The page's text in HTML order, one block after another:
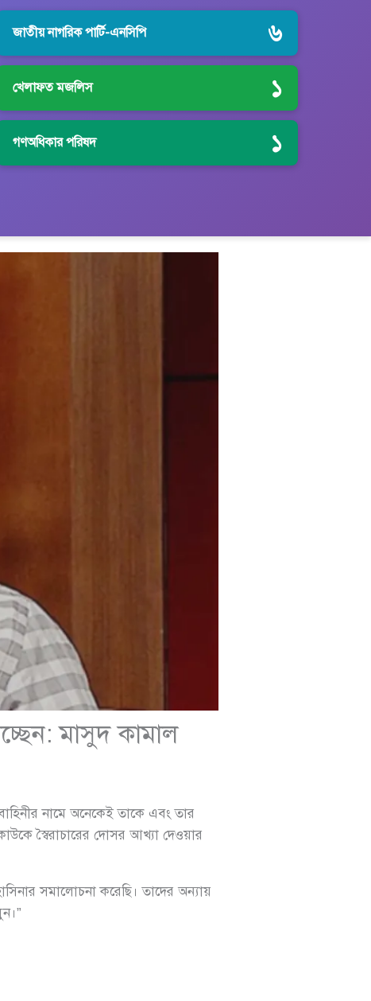
জাতীয় নাগরিক পার্টি-এনসিপি ৬
খেলাফত মজলিস ১
গণঅধিকার পরিষদ ১
মাসুদ কামাল
নামে অনেকেই তাকে এবং তার
স্বৈরাচারের দোসর আখ্যা দেওয়ার
সমালোচনা করেছি। তাদের অন্যায়